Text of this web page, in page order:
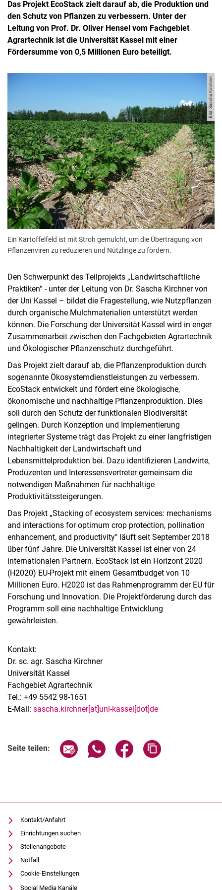
Das Projekt EcoStack zielt darauf ab, die Produktion und
den Schutz von Pflanzen zu verbessern. Unter der
Leitung von Prof. Dr. Oliver Hensel vom Fachgebiet
Agrartechnik ist die Universität Kassel mit einer
Fördersumme von 0,5 Millionen Euro beteiligt.
Bild: Sascha Kirchner
Ein Kartoffelfeld ist mit Stroh gemulcht, um die Übertragung von
Pflanzenviren zu reduzieren und Nützlinge zu fördern.
Den Schwerpunkt des Teilprojekts „Landwirtschaftliche
Praktiken“ - unter der Leitung von Dr. Sascha Kirchner von
der Uni Kassel – bildet die Fragestellung, wie Nutzpflanzen
durch organische Mulchmaterialien unterstützt werden
können. Die Forschung der Universität Kassel wird in enger
Zusammenarbeit zwischen den Fachgebieten Agrartechnik
und Ökologischer Pflanzenschutz durchgeführt.
Das Projekt zielt darauf ab, die Pflanzenproduktion durch
sogenannte Ökosystemdienstleistungen zu verbessern.
EcoStack entwickelt und fördert eine ökologische,
ökonomische und nachhaltige Pflanzenproduktion. Dies
soll durch den Schutz der funktionalen Biodiversität
gelingen. Durch Konzeption und Implementierung
integrierter Systeme trägt das Projekt zu einer langfristigen
Nachhaltigkeit der Landwirtschaft und
Lebensmittelproduktion bei. Dazu identifizieren Landwirte,
Produzenten und Interessensvertreter gemeinsam die
notwendigen Maßnahmen für nachhaltige
Produktivitätssteigerungen.
Das Projekt „Stacking of ecosystem services: mechanisms
and interactions for optimum crop protection, pollination
enhancement, and productivity" läuft seit September 2018
über fünf Jahre. Die Universität Kassel ist einer von 24
internationalen Partnern. EcoStack ist ein Horizont 2020
(H2020) EU-Projekt mit einem Gesamtbudget von 10
Millionen Euro. H2020 ist das Rahmenprogramm der EU für
Forschung und Innovation. Die Projektförderung durch das
Programm soll eine nachhaltige Entwicklung
gewährleisten.
Kontakt:
Dr. sc. agr. Sascha Kirchner
Universität Kassel
Fachgebiet Agrartechnik
Tel.: +49 5542 98-1651
E-Mail: sascha.kirchner[at]uni-kassel[dot]de
Seite teilen: Seite über E-Mail teilen
Seite über WhatsApp teilen
Seite über Facebook
Kontakt/Anfahrt
Einrichtungen suchen
Stellenangebote
Notfall
Cookie-Einstellungen
Social Media Kanäle